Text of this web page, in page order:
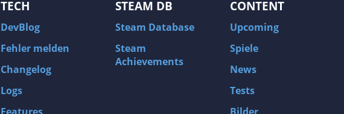
TECH
DevBlog
Fehler melden
Changelog
Logs
STEAM DB
Steam Database
Steam
Achievements
CONTENT
Upcoming
Spiele
News
Tests